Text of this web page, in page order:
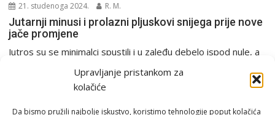
Upravljanje pristankom za
kolačiće
Da bismo pružili najbolje iskustvo, koristimo tehnologije poput kolačića
21. studenoga 2024. R. M.
Jutarnji minusi i prolazni pljuskovi snijega prije nove
jače promjene
Jutros su se minimalci spustili i u zaleđu debelo ispod nule, a
u Gorskom kotaru bili...